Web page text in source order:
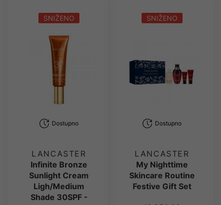
SNIŽENO
Dostupno
LANCASTER
Infinite Bronze
Sunlight Cream
Ligh/Medium
Shade 30SPF -
SNIŽENO
Dostupno
LANCASTER
My Nighttime
Skincare Routine
Festive Gift Set